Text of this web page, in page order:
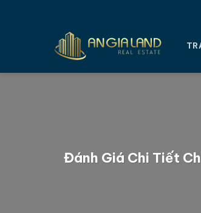
Đánh Giá Chi Tiết